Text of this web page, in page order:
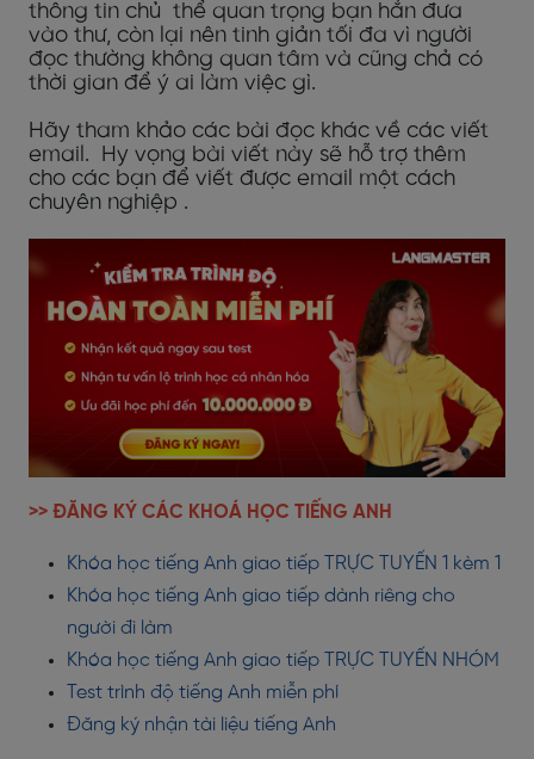
thông tin chủ thể quan trọng bạn hẳn đưa
vào thư, còn lại nên tinh giản tối đa vì người
đọc thường không quan tâm và cũng chả có
thời gian để ý ai làm việc gì.
Hãy tham khảo các bài đọc khác về các viết
email. Hy vọng bài viết này sẽ hỗ trợ thêm
cho các bạn để viết được email một cách
chuyên nghiệp .
>> ĐĂNG KÝ CÁC KHOÁ HỌC TIẾNG ANH
Khóa học tiếng Anh giao tiếp TRỰC TUYẾN 1 kèm 1
Khóa học tiếng Anh giao tiếp dành riêng cho
người đi làm
Khóa học tiếng Anh giao tiếp TRỰC TUYẾN NHÓM
Test trình độ tiếng Anh miễn phí
Đăng ký nhận tài liệu tiếng Anh